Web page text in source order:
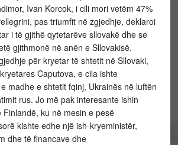
Ivan Korcok, i cili mori vetëm 47%
pas triumfit në zgjedhje, deklaroi
i të gjithë qytetarëve sllovakë dhe se
gjithmonë në anën e Sllovakisë.
për kryetar të shtetit në Sllovaki,
Caputova, e cila ishte
madhe e shtetit fqinj, Ukrainës në luftën
rus. Jo më pak interesante ishin
Finlandë, ku në mesin e pesë
kishte edhe një ish-kryeministër,
dhe të financave dhe